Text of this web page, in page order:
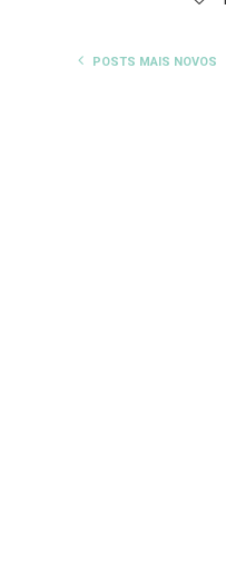
POSTS MAIS NOVOS